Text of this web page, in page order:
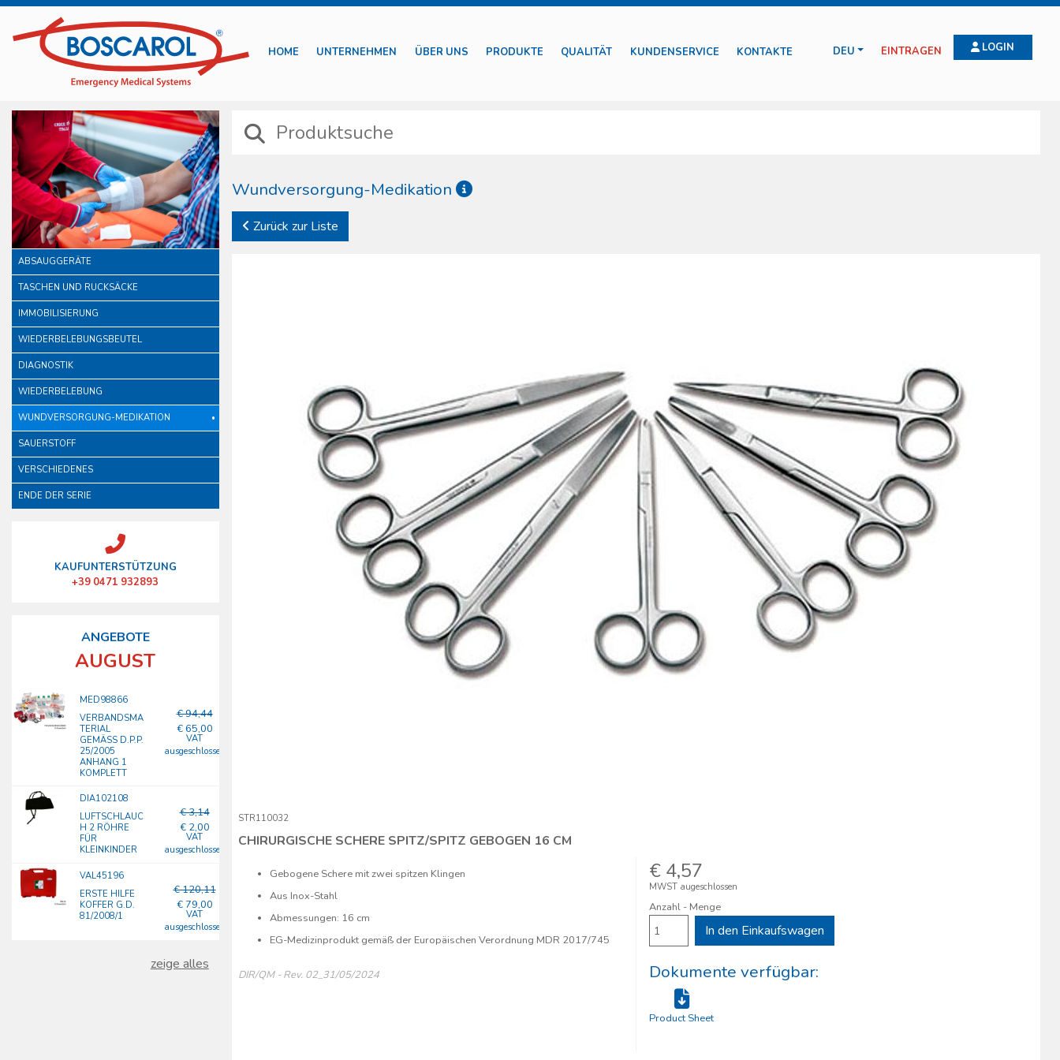
HOME UNTERNEHMEN ÜBER UNS PRODUKTE QUALITÄT KUNDENSERVICE KONTAKTE DEU EINTRAGEN LOGIN
ABSAUGGERÄTE
TASCHEN UND RUCKSÄCKE
IMMOBILISIERUNG
WIEDERBELEBUNGSBEUTEL
DIAGNOSTIK
WIEDERBELEBUNG
WUNDVERSORGUNG-MEDIKATION
SAUERSTOFF
VERSCHIEDENES
ENDE DER SERIE
KAUFUNTERSTÜTZUNG
+39 0471 932893
ANGEBOTE
AUGUST
MED98866
VERBANDSMA
TERIAL
GEMÄSS D.P.P. 2
5/2005 A
NHANG 1 K
OMPLETT
€ 94,44
€ 65,00
VAT
ausgeschlossen
DIA102108
LUFTSCHLAUC
H 2 RÖHRE
FÜR
KLEINKINDER
€ 3,14
€ 2,00
VAT
ausgeschlossen
VAL45196
ERSTE HILFE
KOFFER G.D.
81/2008/1
€ 120,11
€ 79,00
VAT
ausgeschlossen
zeige alles
Zurück zur Liste
STR110032
CHIRURGISCHE SCHERE SPITZ/SPITZ GEBOGEN 16 CM
Gebogene Schere mit zwei spitzen Klingen
Aus Inox-Stahl
Abmessungen: 16 cm
EG-Medizinprodukt gemäß der Europäischen Verordnung MDR 2017/745
DIR/QM - Rev. 02_31/05/2024
€ 4,57
MWST augeschlossen
Anzahl - Menge
In den Einkaufswagen
Dokumente verfügbar:
Product Sheet
Wundversorgung-Medikation
Die Linie Wundversorgung von Boscarol umfasst mehrere Arten von medizinischen Produkten, die von der Wundbehandlung, Druckverbänden, Blutstillung, über intravenöse
und intraossäre Punktionen, bis hin zur Grundausstattung an chirurgischen Instrumenten reichen.